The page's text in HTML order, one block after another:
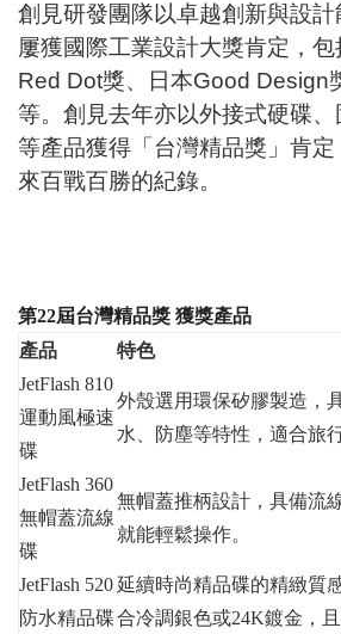
創見研發團隊以卓越創新與設
屢獲國際工業設計大獎肯定，
Red Dot獎、日本Good Design
等。創見去年亦以外接式硬碟
等產品獲得「台灣精品獎」肯
來百戰百勝的紀錄。
第22屆台灣精品獎 獲獎產品
產品
特色
JetFlash 810
運動風極速
碟
外殼選用環保矽膠製造，
水、防塵等特性，適合旅
JetFlash 360
無帽蓋流線
碟
無帽蓋推柄設計，具備流
就能輕鬆操作。
JetFlash 520
防水精品碟
延續時尚精品碟的精緻質
合冷調銀色或24K鍍金，